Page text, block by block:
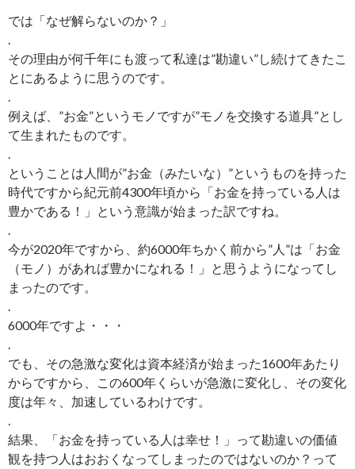
では「なぜ解らないのか？」
.
その理由が何千年にも渡って私達は”勘違い”し続けてきたこ
とにあるように思うのです。
.
例えば、”お金”というモノですが”モノを交換する道具”とし
て生まれたものです。
.
ということは人間が”お金（みたいな）”というものを持った
時代ですから紀元前4300年頃から「お金を持っている人は
豊かである！」という意識が始まった訳ですね。
.
今が2020年ですから、約6000年ちかく前から”人”は「お金
（モノ）があれば豊かになれる！」と思うようになってし
まったのです。
.
6000年ですよ・・・
.
でも、その急激な変化は資本経済が始まった1600年あたり
からですから、この600年くらいが急激に変化し、その変化
度は年々、加速しているわけです。
.
結果、「お金を持っている人は幸せ！」って勘違いの価値
観を持つ人はおおくなってしまったのではないのか？って